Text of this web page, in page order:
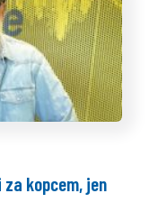
kopcem, jen